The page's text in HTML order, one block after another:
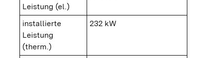
Leistung (el.)
installierte
Leistung
(therm.)
232 kW